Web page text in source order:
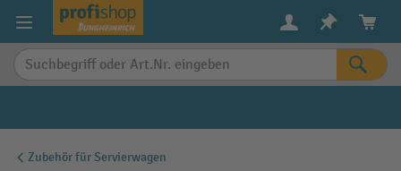
springen
Zubehör für Servierwagen